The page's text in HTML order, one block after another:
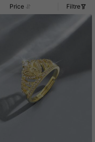
Price Filtre